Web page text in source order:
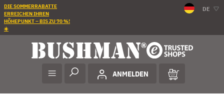
DIE SOMMERRABATTE
ERREICHEN IHREN
HÖHEPUNKT – BIS ZU 70 %!
☀️
DE
ANMELDEN